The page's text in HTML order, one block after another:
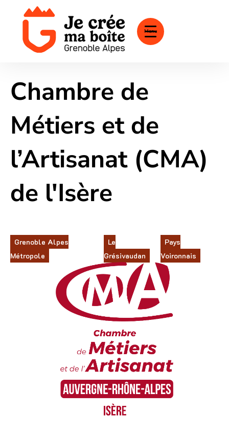
Menu
Chambre de
Métiers et de
l’Artisanat (CMA)
de l'Isère
Grenoble Alpes
Métropole
Le
Grésivaudan
Pays
Voironnais